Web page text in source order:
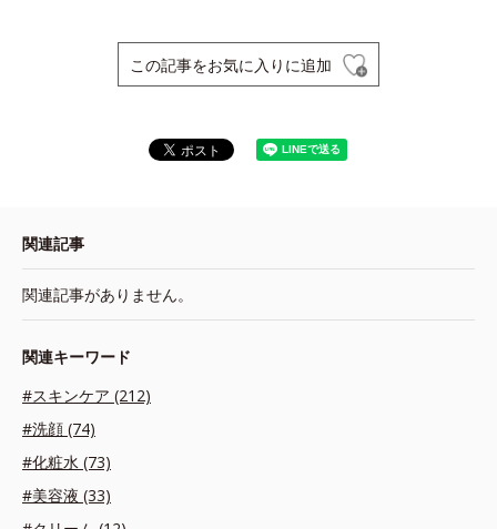
この記事をお気に入りに追加
関連記事
関連記事がありません。
関連キーワード
#スキンケア (212)
#洗顔 (74)
#化粧水 (73)
#美容液 (33)